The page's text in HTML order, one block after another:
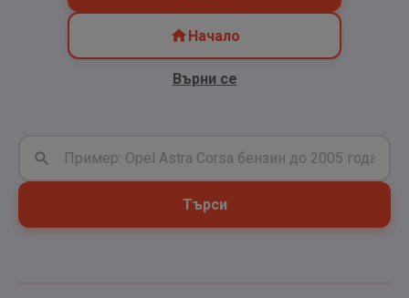
Начало
Върни се
Търси